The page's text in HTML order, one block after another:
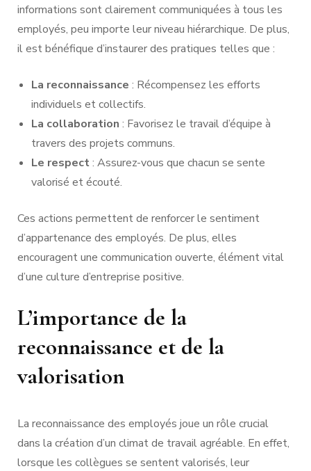
informations sont clairement communiquées à tous les
employés, peu importe leur niveau hiérarchique. De plus,
il est bénéfique d’instaurer des pratiques telles que :
La reconnaissance : Récompensez les efforts
individuels et collectifs.
La collaboration : Favorisez le travail d’équipe à
travers des projets communs.
Le respect: Assurez-vous que chacun se sente
valorisé et écouté.
Ces actions permettent de renforcer le sentiment
d’appartenance des employés. De plus, elles
encouragent une communication ouverte, élément vital
d’une culture d’entreprise positive.
L’importance de la
reconnaissance et de la
valorisation
La reconnaissance des employés joue un rôle crucial
dans la création d’un climat de travail agréable. En effet,
lorsque les collègues se sentent valorisés, leur